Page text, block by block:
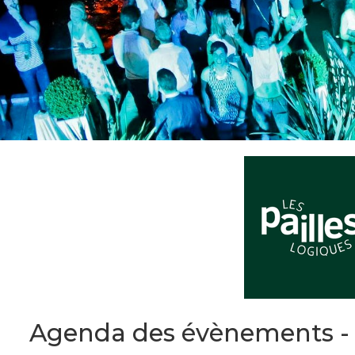
Agenda des évènements -